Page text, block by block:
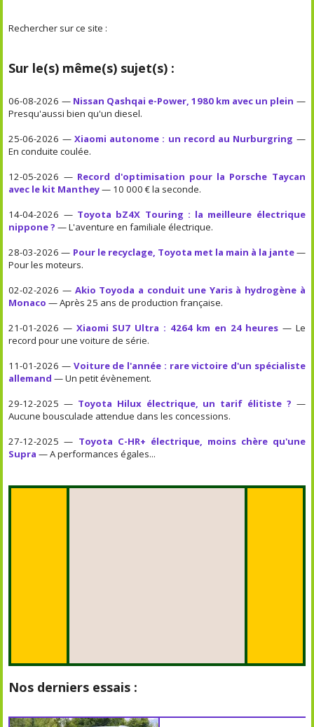
Rechercher sur ce site :
Sur le(s) même(s) sujet(s) :
06-08-2026 — Nissan Qashqai e-Power, 1980 km avec un plein —
Presqu'aussi bien qu'un diesel.
25-06-2026 — Xiaomi autonome : un record au Nurburgring —
En conduite coulée.
12-05-2026 — Record d'optimisation pour la Porsche Taycan
avec le kit Manthey— 10 000 € la seconde.
14-04-2026 — Toyota bZ4X Touring : la meilleure électrique
nippone ? — L'aventure en familiale électrique.
28-03-2026 — Pour le recyclage, Toyota met la main à la jante—
Pour les moteurs.
02-02-2026 — Akio Toyoda a conduit une Yaris à hydrogène à
Monaco — Après 25 ans de production française.
21-01-2026 — Xiaomi SU7 Ultra : 4264 km en 24 heures — Le
record pour une voiture de série.
11-01-2026 — Voiture de l'année : rare victoire d'un spécialiste
allemand — Un petit évènement.
29-12-2025 — Toyota Hilux électrique, un tarif élitiste ? —
Aucune bousculade attendue dans les concessions.
27-12-2025 — Toyota C-HR+ électrique, moins chère qu'une
Supra — A performances égales...
Nos derniers essais :